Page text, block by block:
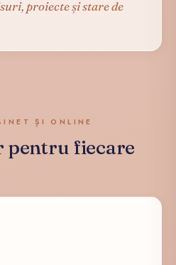
proiecte și stare de
ȘI ONLINE
pentru fiecare